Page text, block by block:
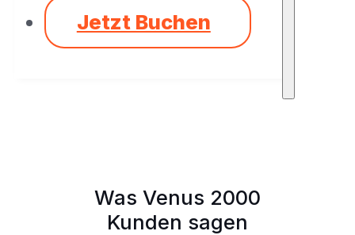
Jetzt Buchen
Was Venus 2000
Kunden sagen